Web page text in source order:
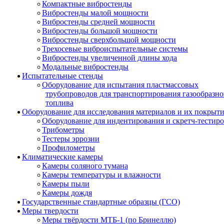
Компактные вибростенды
Вибростенды малой мощности
Вибростенды средней мощности
Вибростенды большой мощности
Вибростенды сверхбольшой мощности
Трехосевые виброиспытательные системы
Вибростенды увеличенной длины хода
Модальные вибростенды
Испытательные стенды
Оборудование для испытания пластмассовых
трубопроводов для транспортирования
топлива
Оборудование для исследования материалов и их
Оборудование для индентирования и скретч-
Трибометры
Тестеры эррозии
Профилометры
Климатические камеры
Камеры соляного тумана
Камеры температуры и влажности
Камеры пыли
Камеры дождя
Государственные стандартные образцы (ГСО)
Меры твердости
Меры твёрдости МТБ-1 (по Бринеллю)